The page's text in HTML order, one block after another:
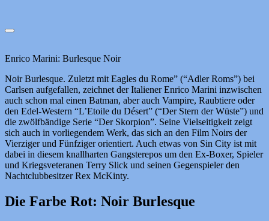
Enrico Marini: Burlesque Noir
Noir Burlesque. Zuletzt mit Eagles du Rome” (“Adler Roms”) bei
Carlsen aufgefallen, zeichnet der Italiener Enrico Marini inzwischen
auch schon mal einen Batman, aber auch Vampire, Raubtiere oder
den Edel-Western “L’Etoile du Désert” (“Der Stern der Wüste”) und
die zwölfbändige Serie “Der Skorpion”. Seine Vielseitigkeit zeigt
sich auch in vorliegendem Werk, das sich an den Film Noirs der
Vierziger und Fünfziger orientiert. Auch etwas von Sin City ist mit
dabei in diesem knallharten Gangsterepos um den Ex-Boxer, Spieler
und Kriegsveteranen Terry Slick und seinen Gegenspieler den
Nachtclubbesitzer Rex McKinty.
Die Farbe Rot: Noir Burlesque